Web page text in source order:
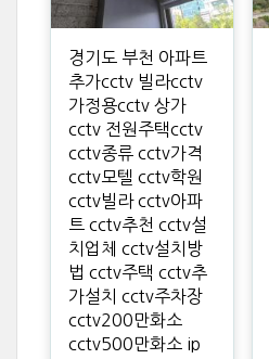
경기도 부천 아파트
추가cctv 빌라cctv
가정용cctv 상가
cctv 전원주택cctv
cctv종류 cctv가격
cctv모텔 cctv학원
cctv빌라 cctv아파
트 cctv추천 cctv설
치업체 cctv설치방
법 cctv주택 cctv추
가설치 cctv주차장
cctv200만화소
cctv500만화소 ip